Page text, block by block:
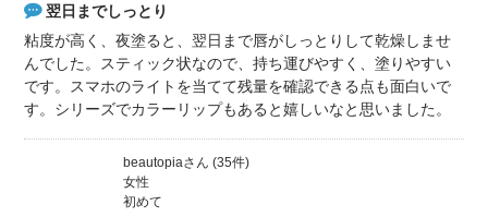
翌日までしっとり
粘度が高く、夜塗ると、翌日まで唇がしっとりして乾燥しませ
んでした。スティック状なので、持ち運びやすく、塗りやすい
です。スマホのライトを当てて残量を確認できる点も面白いで
す。シリーズでカラーリップもあると嬉しいなと思いました。
beautopiaさん (35件)
女性
初めて